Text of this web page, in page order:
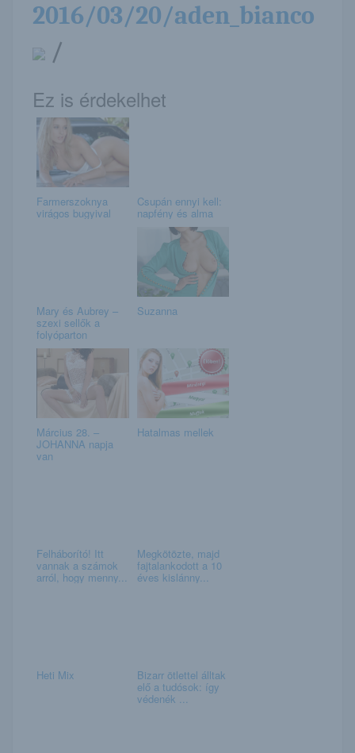
2016/03/20/aden_bianco
/
Ez is érdekelhet
Farmerszoknya
virágos bugyival
Csupán ennyi kell:
napfény és alma
Mary és Aubrey –
szexi sellők a
folyóparton
Suzanna
Március 28. –
JOHANNA napja
van
Hatalmas mellek
Felháborító! Itt
vannak a számok
arról, hogy menny...
Megkötözte, majd
fajtalankodott a 10
éves kislánny...
Heti Mix Bizarr ötlettel álltak
elő a tudósok: így
védenék ...